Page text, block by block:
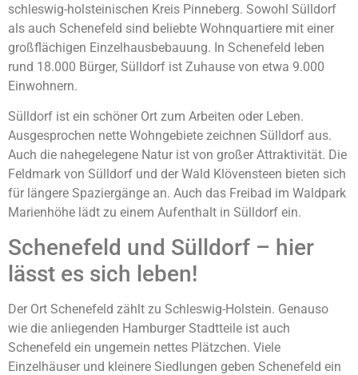
schleswig-holsteinischen Kreis Pinneberg. Sowohl Sülldorf
als auch Schenefeld sind beliebte Wohnquartiere mit einer
großflächigen Einzelhausbebauung. In Schenefeld leben
rund 18.000 Bürger, Sülldorf ist Zuhause von etwa 9.000
Einwohnern.
Sülldorf ist ein schöner Ort zum Arbeiten oder Leben.
Ausgesprochen nette Wohngebiete zeichnen Sülldorf aus.
Auch die nahegelegene Natur ist von großer Attraktivität. Die
Feldmark von Sülldorf und der Wald Klövensteen bieten sich
für längere Spaziergänge an. Auch das Freibad im Waldpark
Marienhöhe lädt zu einem Aufenthalt in Sülldorf ein.
Schenefeld und Sülldorf – hier
lässt es sich leben!
Der Ort Schenefeld zählt zu Schleswig-Holstein. Genauso
wie die anliegenden Hamburger Stadtteile ist auch
Schenefeld ein ungemein nettes Plätzchen. Viele
Einzelhäuser und kleinere Siedlungen geben Schenefeld ein